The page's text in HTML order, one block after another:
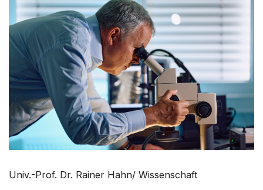
Univ.-Prof. Dr. Rainer Hahn/ Wissenschaft